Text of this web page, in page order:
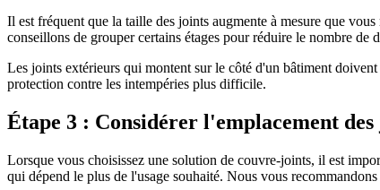
Il est fréquent que la taille des joints augmente à mesure que
conseillons de grouper certains étages pour réduire le nombre de
Les joints extérieurs qui montent sur le côté d'un bâtiment
protection contre les intempéries plus difficile.
Étape 3 : Considérer l'emplacement
Lorsque vous choisissez une solution de couvre-joints, il est
qui dépend le plus de l'usage souhaité. Nous vous